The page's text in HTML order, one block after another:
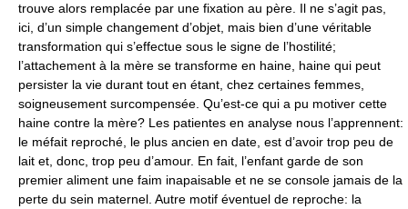
trouve alors remplacée par une fixation au père. Il ne s’agit pas,
ici, d’un simple changement d’objet, mais bien d’une véritable
transformation qui s’effectue sous le signe de l’hostilité;
l’attachement à la mère se transforme en haine, haine qui peut
persister la vie durant tout en étant, chez certaines femmes,
soigneusement surcompensée. Qu’est-ce qui a pu motiver cette
haine contre la mère? Les patientes en analyse nous l’apprennent:
le méfait reproché, le plus ancien en date, est d’avoir trop peu de
lait et, donc, trop peu d’amour. En fait, l’enfant garde de son
premier aliment une faim inapaisable et ne se console jamais de la
perte du sein maternel. Autre motif éventuel de reproche: la